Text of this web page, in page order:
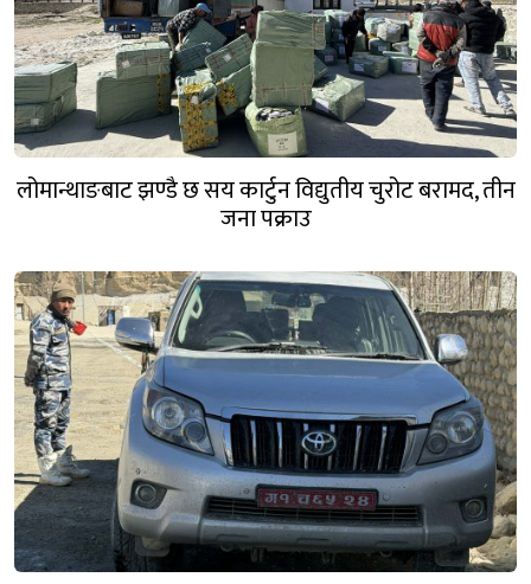
लोमान्थाङबाट झण्डै छ सय कार्टुन विद्युतीय चुरोट बरामद, तीन
जना पक्राउ